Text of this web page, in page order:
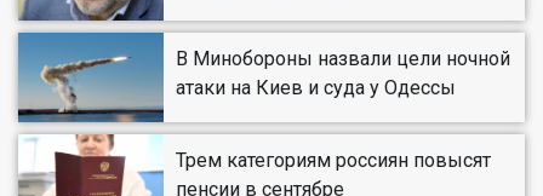
В Минобороны назвали цели ночной
атаки на Киев и суда у Одессы
Трем категориям россиян повысят
пенсии в сентябре